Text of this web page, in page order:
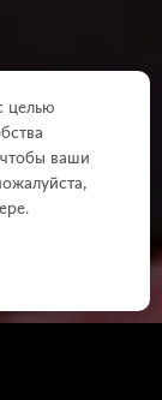
целью
ваши